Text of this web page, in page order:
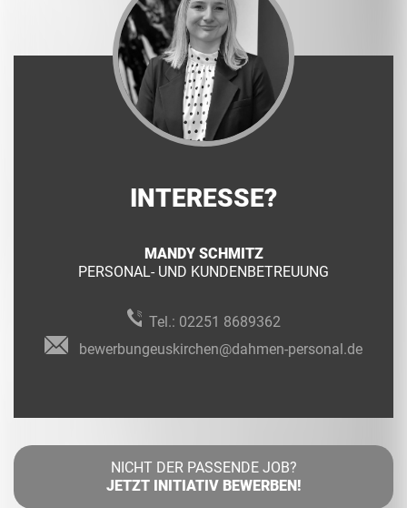
INTERESSE?
MANDY SCHMITZ
PERSONAL- UND KUNDENBETREUUNG
Tel.: 02251 8689362
bewerbungeuskirchen@dahmen-personal.de
NICHT DER PASSENDE JOB?
JETZT INITIATIV BEWERBEN!